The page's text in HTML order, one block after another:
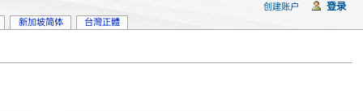
新加坡简体 台灣正體
创建账户 登录